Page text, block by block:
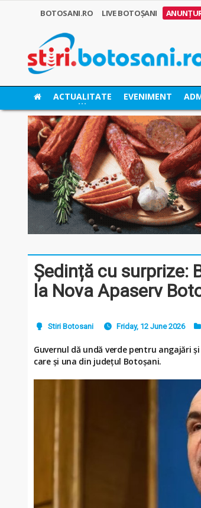
BOTOSANI.RO LIVE BOTOȘANI
ACTUALITATE EVENIMENT
Ședință cu surprize:
la Nova Apaserv
Stiri Botosani Friday, 12 June 2026
Guvernul dă undă verde pentru angajări
care și una din județul Botoșani.